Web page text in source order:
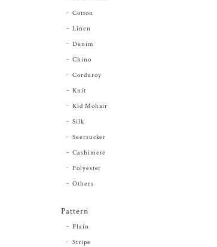
Cotton
Linen
Denim
Chino
Corduroy
Knit
Kid Mohair
Silk
Seersucker
Cashimere
Polyester
Others
Pattern
Plain
Stripe